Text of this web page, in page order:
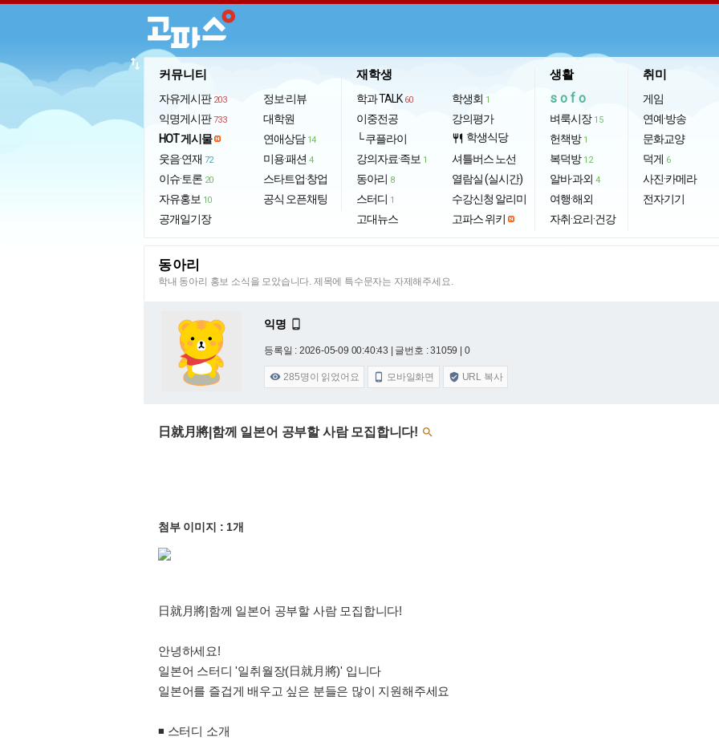
커뮤니티
자유게시판 203
익명게시판 733
HOT 게시물
웃음·연재 72
이슈·토론 20
자유홍보 10
공개일기장
정보·리뷰
대학원
연애상담 14
미용·패션 4
스타트업·창업
공식 오픈채팅
재학생
학과 TALK 60
이중전공
└ 쿠플라이
강의자료·족보 1
동아리 8
스터디 1
고대뉴스
학생회 1
강의평가
restaurant 학생식당
셔틀버스 노선
열람실 (실시간)
수강신청 알리미
고파스 위키
생활
sofo
벼룩시장 15
헌책방 1
복덕방 12
알바·과외 4
여행·해외
자취·요리·건강
취미
게임
연예·방송
문화교양
덕게 6
사진·카메라
전자기기
import_export
동아리
학내 동아리 홍보 소식을 모았습니다. 제목에 특수문자는 자제해주세요.
익명 
등록일 : 2026-05-09 00:40:43 | 글번호 : 31059 | 0
 285명이 읽었어요  모바일화면  URL 복사
日就月將|함께 일본어 공부할 사람 모집합니다! 
첨부 이미지 : 1개
日就月將|함께 일본어 공부할 사람 모집합니다!
안녕하세요!
일본어 스터디 '일취월장(日就月將)' 입니다
일본어를 즐겁게 배우고 싶은 분들은 많이 지원해주세요
◾️ 스터디 소개